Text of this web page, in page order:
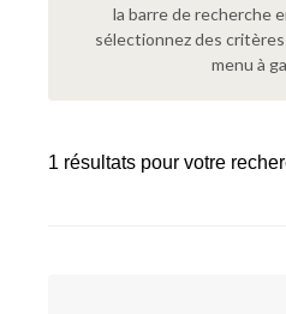
la barre de recherche
sélectionnez des
menu à
1 résultats pour votre